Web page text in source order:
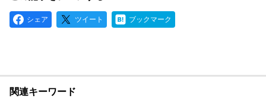
シェア ツイート ブックマーク
関連キーワード